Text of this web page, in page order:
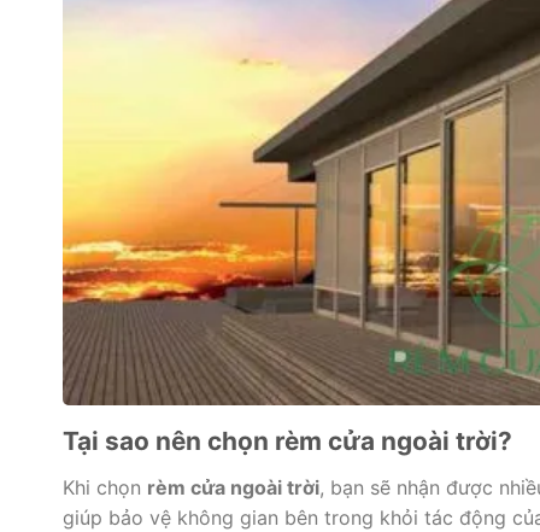
Tại sao nên chọn rèm cửa ngoài trời?
Khi chọn rèm cửa ngoài trời, bạn sẽ nhận được
giúp bảo vệ không gian bên trong khỏi tác động